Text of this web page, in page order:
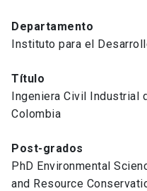
Departamento
Instituto para el
Título
Ingeniera Civil Industrial
Colombia
Post-grados
PhD Environmental
and Resource